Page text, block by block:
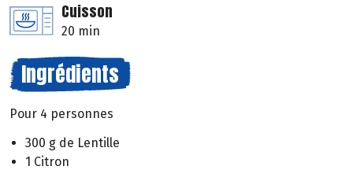
Cuisson
20 min
Ingrédients
Pour 4 personnes
300 g de Lentille
1 Citron